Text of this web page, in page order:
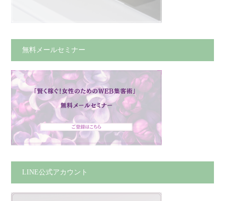
無料メールセミナー
LINE公式アカウント